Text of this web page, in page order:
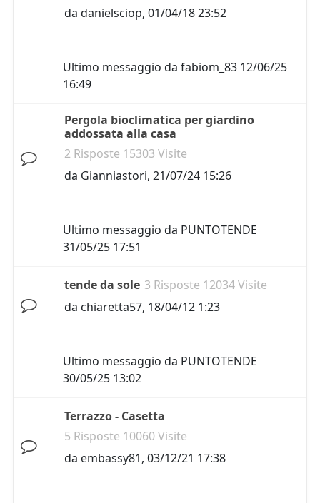
da danielsciop, 01/04/18 23:52
Ultimo messaggio da fabiom_83 12/06/25
16:49
Pergola bioclimatica per giardino
addossata alla casa
2 Risposte 15303 Visite
da Gianniastori, 21/07/24 15:26
Ultimo messaggio da PUNTOTENDE
31/05/25 17:51
tende da sole 3 Risposte 12034 Visite
da chiaretta57, 18/04/12 1:23
Ultimo messaggio da PUNTOTENDE
30/05/25 13:02
Terrazzo - Casetta
5 Risposte 10060 Visite
da embassy81, 03/12/21 17:38